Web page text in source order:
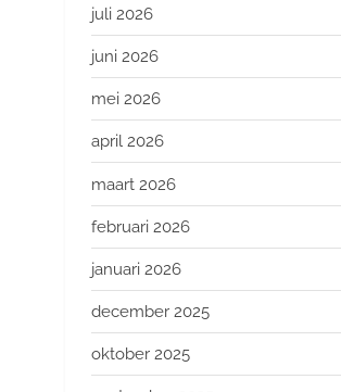
juli 2026
juni 2026
mei 2026
april 2026
maart 2026
februari 2026
januari 2026
december 2025
oktober 2025